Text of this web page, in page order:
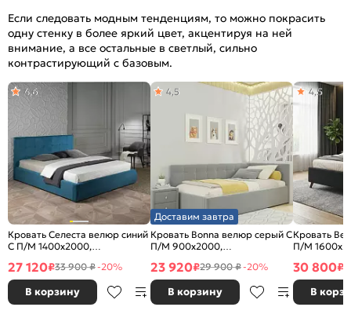
Если следовать модным тенденциям, то можно покрасить
одну стенку в более яркий цвет, акцентируя на ней
внимание, а все остальные в светлый, сильно
контрастирующий с базовым.
Кровать Селеста велюр синий
С П/М 1400x2000,
изголовье мягкое
4,6
27 120₽33 900 ₽-20%
В корзину
Доставим завтра
Кровать Bonna велюр серый С
П/М 900x2000,
изголовье мягкое
4,5
23 920₽29 900 ₽-20%
В корзину
Кровать
П/М
изголовье
4,5
30 800₽
В